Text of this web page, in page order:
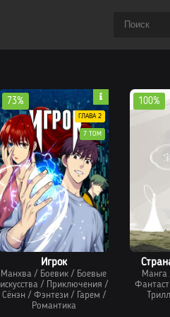
Игрок
Манхва / Боевик / Боевые
искусства/ Приключения /
Сёнэн / Фэнтези/ Гарем /
Романтика
73%
ГЛАВА 2
7 ТОМ
Манга
100%